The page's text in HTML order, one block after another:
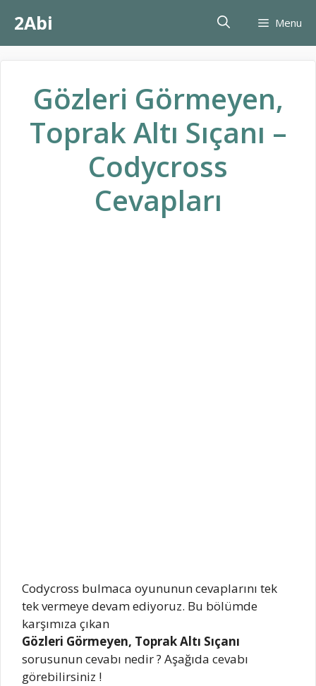
atla2Abi Menu
Gözleri Görmeyen,
Toprak Altı Sıçanı –
Codycross
Cevapları
Codycross bulmaca oyununun cevaplarını tek
tek vermeye devam ediyoruz. Bu bölümde
karşımıza çıkan
Gözleri Görmeyen, Toprak Altı Sıçanı
sorusunun cevabı nedir ? Aşağıda cevabı
görebilirsiniz !